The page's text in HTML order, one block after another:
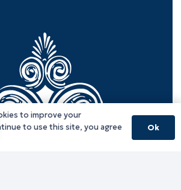
to improve your
to use this site, you agree
Ok